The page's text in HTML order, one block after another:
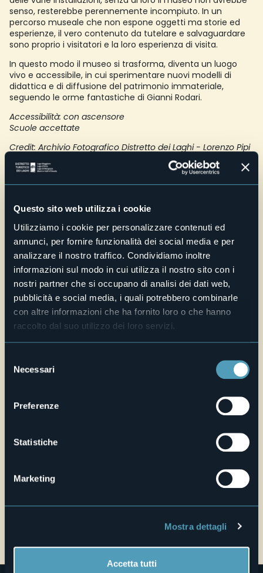
Questo sito web utilizza i cookie
Utilizziamo i cookie per personalizzare contenuti ed
annunci, per fornire funzionalità dei social media e per
analizzare il nostro traffico. Condividiamo inoltre
informazioni sul modo in cui utilizza il nostro sito con i
nostri partner che si occupano di analisi dei dati web,
pubblicità e social media, i quali potrebbero combinarle
con altre informazioni che ha fornito loro o che hanno
raccolto dal suo utilizzo dei loro servizi.
delNecessari
Preferenze
Statistiche
Marketing
Mostra dettagli
Accetta tutti
senso, resterebbe perennemente incompiuto. In un
percorso museale che non espone oggetti ma storie ed
esperienze, il vero contenuto da tutelare e salvaguardare
sono proprio i visitatori e la loro esperienza di visita.
In questo modo il museo si trasforma, diventa un luogo
vivo e accessibile, in cui sperimentare nuovi modelli di
didattica e di diffusione del patrimonio immateriale,
seguendo le orme fantastiche di Gianni Rodari.
Accessibilità: con ascensore
Scuole accettate
Credit: Archivio Fotografico Distretto dei Laghi - Lorenzo Pipi
E-mail
info@museorodari.it
Telefono
Live
Cielo limpido 20,1°
Via Carrobbio 45
28887 - Omegna (VB)
Apri mappa